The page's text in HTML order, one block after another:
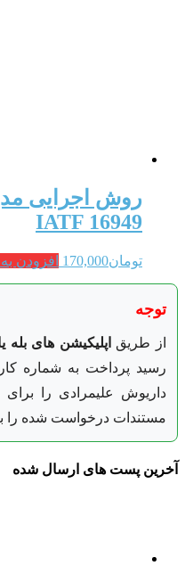
روش اجرایی
IATF 16949
تومان170,000 افزودن
توجه
از طریق اپلیکیشن های بله
داریوش علیمرادی را برای
مستندات درخواست شده را
آخرین پست های ارسال شده